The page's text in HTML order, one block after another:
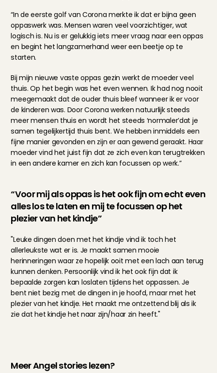
“In de eerste golf van Corona merkte ik dat er bijna geen
oppaswerk was. Mensen waren veel voorzichtiger, wat
logisch is. Nu is er gelukkig iets meer vraag naar een oppas
en begint het langzamerhand weer een beetje op te
starten.
Bij mijn nieuwe vaste oppas gezin werkt de moeder veel
thuis. Op het begin was het even wennen. Ik had nog nooit
meegemaakt dat de ouder thuis bleef wanneer ik er voor
de kinderen was. Door Corona werken natuurlijk steeds
meer mensen thuis en wordt het steeds ‘normaler’dat je
samen tegelijkertijd thuis bent. We hebben inmiddels een
fijne manier gevonden en zijn er aan gewend geraakt. Haar
moeder vind het juist fijn dat ze zich even kan terugtrekken
in een andere kamer en zich kan focussen op werk.”
“Voor mij als oppas is het ook fijn om echt even
alles los te laten en mij te focussen op het
plezier van het kindje”
"Leuke dingen doen met het kindje vind ik toch het
allerleukste wat er is. Je maakt samen mooie
herinneringen waar ze hopelijk ooit met een lach aan terug
kunnen denken. Persoonlijk vind ik het ook fijn dat ik
bepaalde zorgen kan loslaten tijdens het oppassen. Je
bent niet bezig met de dingen in je hoofd, maar met het
plezier van het kindje. Het maakt me ontzettend blij als ik
zie dat het kindje het naar zijn/haar zin heeft."
Meer Angel stories lezen?